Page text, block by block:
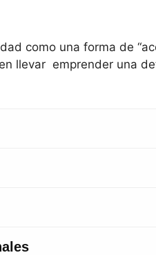
como una forma de
llevar emprender una